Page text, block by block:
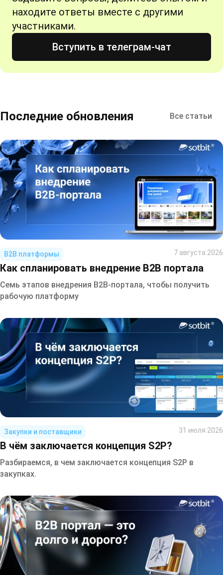
находите ответы вместе с другими
участниками.
Вступить в телеграм-чат
Последние обновления Все статьи
B2B платформы 7 августа 2026
Как спланировать внедрение B2B портала
Семь этапов внедрения B2B-портала, чтобы получить
рабочую платформу
Закупки и поставщики 31 июля 2026
В чём заключается концепция S2P?
Разбираемся, в чем заключается концепция S2P в
закупках.